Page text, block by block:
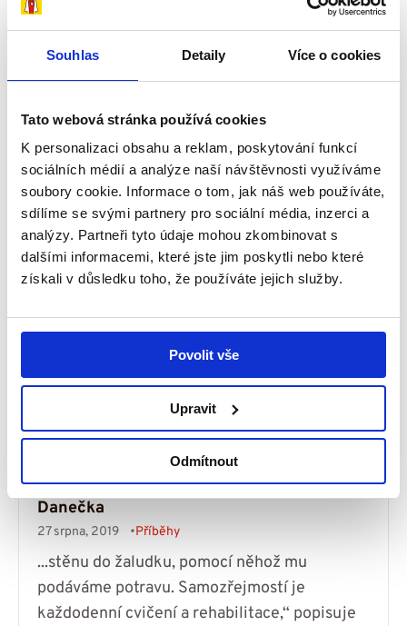
Souhlas Detaily Více o cookies
Tato webová stránka používá cookies
K personalizaci obsahu a reklam, poskytování funkcí
sociálních médií a analýze naší návštěvnosti využíváme
soubory cookie. Informace o tom, jak náš web používáte,
sdílíme se svými partnery pro sociální média, inzerci a
analýzy. Partneři tyto údaje mohou zkombinovat s
dalšími informacemi, které jste jim poskytli nebo které
získali v důsledku toho, že používáte jejich služby.
Povolit vše
Upravit
Odmítnout
S pomocí od Dobrých andělů se nám
ulevilo - příběh Kubíka
bych mohla mluvit dlouho,“ začíná své
vyprávění paní Martina, která kromě
devítiletého Jakuba s přítelem...
Číst více
stranou a šetříme na rehabilitace - příběh
Danečka
27 srpna, 2019 Příběhy
...stěnu do žaludku, pomocí něhož mu
podáváme potravu. Samozřejmostí je
každodenní cvičení a rehabilitace,“ popisuje